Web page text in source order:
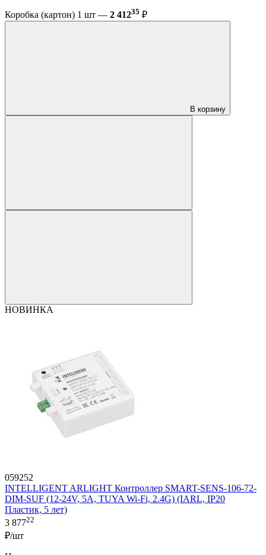
Коробка (картон) 1 шт — 2 41235 ₽
В корзину
НОВИНКА
059252
INTELLIGENT ARLIGHT Контроллер SMART-SENS-106-72-
DIM-SUF (12-24V, 5A, TUYA Wi-Fi, 2.4G) (IARL, IP20
Пластик, 5 лет)
3 87722
₽/шт